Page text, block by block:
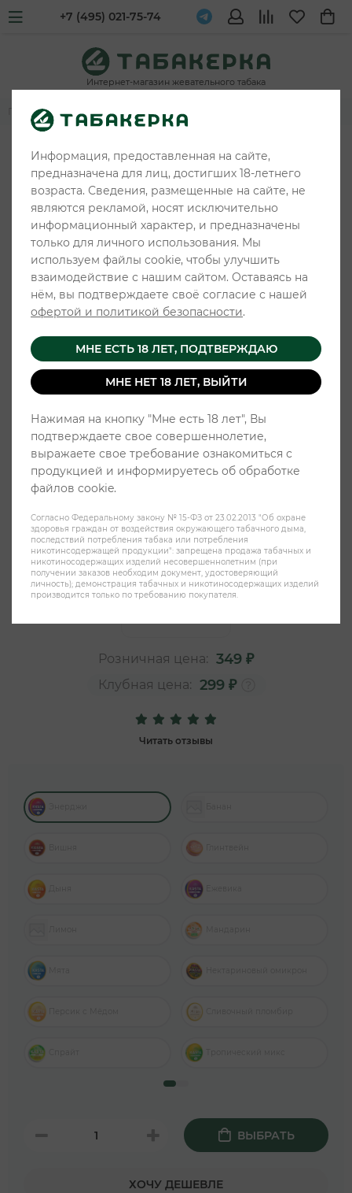
Интернет-магазин жевательного табака
+7 (495) 021-75-74
Главная Жевательные табаки и снюс
Жевательный табак KASTA -
Энерджи
Розничная цена: 349 ₽
Клубная цена: 299 ₽
Читать отзывы
ВЫБРАТЬ
ХОЧУ ДЕШЕВЛЕ
Информация, предоставленная на сайте,
предназначена для лиц, достигших 18-летнего
возраста. Сведения, размещенные на сайте, не
являются рекламой, носят исключительно
информационный характер, и предназначены
только для личного использования. Мы
используем файлы cookie, чтобы улучшить
взаимодействие с нашим сайтом. Оставаясь на
нём, вы подтверждаете своё согласие с нашей
офертой и политикой безопасности.
МНЕ ЕСТЬ 18 ЛЕТ, ПОДТВЕРЖДАЮ
МНЕ НЕТ 18 ЛЕТ, ВЫЙТИ
Нажимая на кнопку "Мне есть 18 лет", Вы
подтверждаете свое совершеннолетие,
выражаете свое требование ознакомиться с
продукцией и информируетесь об обработке
файлов cookie.
Согласно Федеральному закону № 15-ФЗ от 23.02.2013 "Об охране
здоровья граждан от воздействия окружающего табачного дыма,
последствий потребления табака или потребления
никотинсодержащей продукции": запрещена продажа табачных и
никотиносодержащих изделий несовершеннолетним (при
получении заказов необходим документ, удостоверяющий
личность); демонстрация табачных и никотиносодержащих изделий
производится только по требованию покупателя.